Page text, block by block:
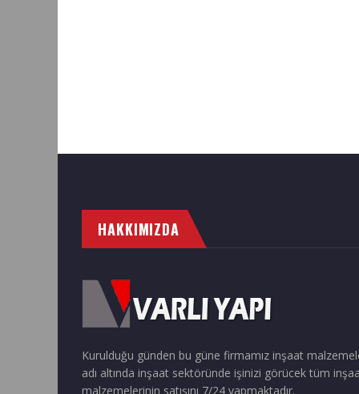
HAKKIMIZDA
Kurulduğu günden bu güne firmamız inşaat
adı altında inşaat sektöründe işinizi görücek tüm
malzemelerinin satışını 7/24 yapmaktadır.